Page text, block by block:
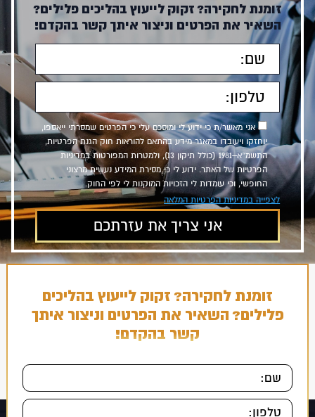
זומנת לחקירה? זקוק לייעוץ בהליכים פלילים?
השאיר את הפרטים וניצור איתך קשר בהקדם!
אני מאשר/ת כי ידוע לי ומוסכם עלי כי הפרטים שמסרתי ייאספו,
יוחזקו ויעובדו במאגר מידע בהתאם להוראות חוק הגנת הפרטיות,
התשמ״א–1981 (כולל תיקון 13), ולמטרות המפורטות במדיניות
הפרטיות של האתר. ידוע לי כי מסירת המידע נעשית מרצוני
החופשי, וכי עומדות לי הזכויות המוקנות לי לפי החוק.
לצפייה במדיניות הפרטיות המלאה
זומנת לחקירה? זקוק לייעוץ בהליכים
פלילים? השאיר את הפרטים וניצור איתך
קשר בהקדם!